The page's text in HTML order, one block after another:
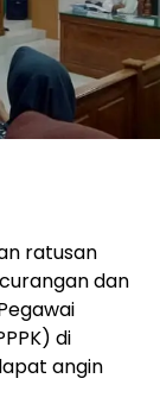
ratusan
dan
di
angin